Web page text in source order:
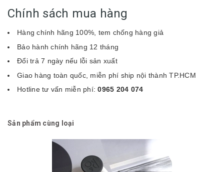
Chính sách mua hàng
Hàng chính hãng 100%, tem chống hàng giả
Bảo hành chính hãng 12 tháng
Đổi trả 7 ngày nếu lỗi sản xuất
Giao hàng toàn quốc, miễn phí ship nội thành TP.HCM
Hotline tư vấn miễn phí:0965 204 074
Sản phẩm cùng loại